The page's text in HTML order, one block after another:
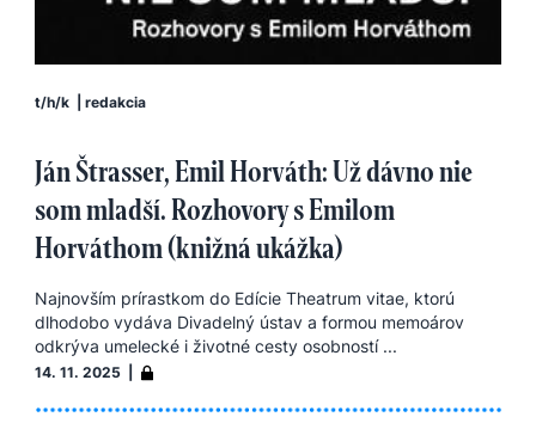
t/h/k redakcia
Ján Štrasser, Emil Horváth: Už dávno nie
som mladší. Rozhovory s Emilom
Horváthom (knižná ukážka)
Najnovším prírastkom do Edície Theatrum vitae, ktorú
dlhodobo vydáva Divadelný ústav a formou memoárov
odkrýva umelecké i životné cesty osobností ...
14. 11. 2025 |